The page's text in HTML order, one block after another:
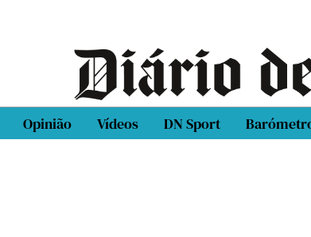
Opinião Vídeos DN Sport